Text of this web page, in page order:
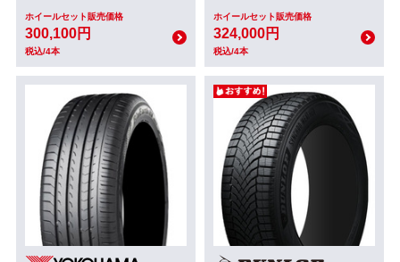
ホイールセット販売価格
300,100円
税込/4本
ホイールセット販売価格
324,000円
税込/4本